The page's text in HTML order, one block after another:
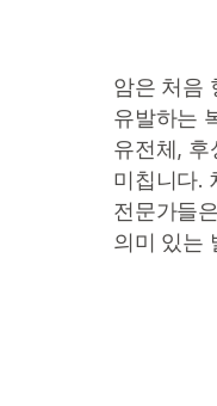
암은 처음
유발하는
유전체, 후
미칩니다.
전문가들
의미 있는